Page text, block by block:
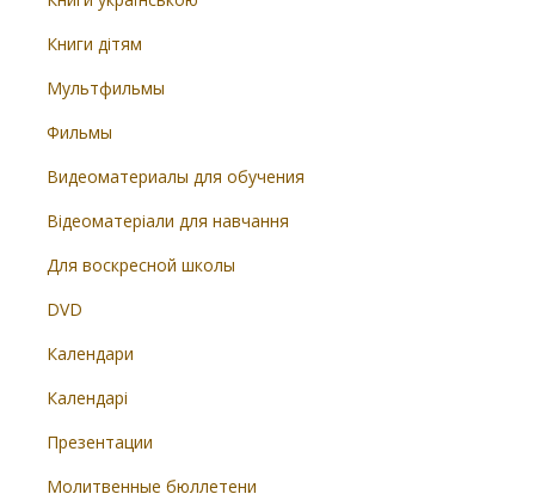
Книги дітям
Мультфильмы
Фильмы
Видеоматериалы для обучения
Відеоматеріали для навчання
Для воскресной школы
DVD
Календари
Календарі
Презентации
Молитвенные бюллетени